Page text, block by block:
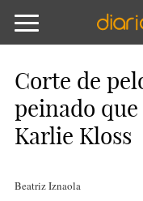
Corte de
peinado
Karlie Kloss
Beatriz Iznaola